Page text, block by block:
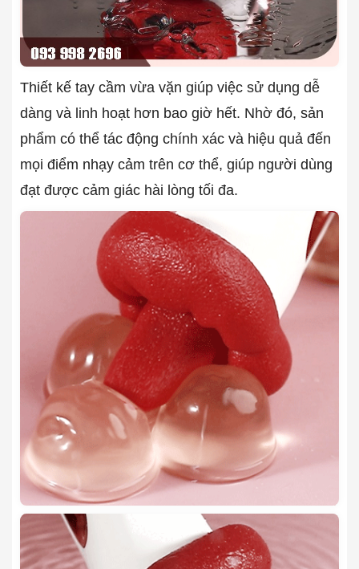
Thiết kế tay cầm vừa vặn giúp việc sử dụng dễ
dàng và linh hoạt hơn bao giờ hết. Nhờ đó, sản
phẩm có thể tác động chính xác và hiệu quả đến
mọi điểm nhạy cảm trên cơ thể, giúp người dùng
đạt được cảm giác hài lòng tối đa.